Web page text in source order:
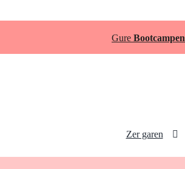
Gure Bootcampen
Zer garen